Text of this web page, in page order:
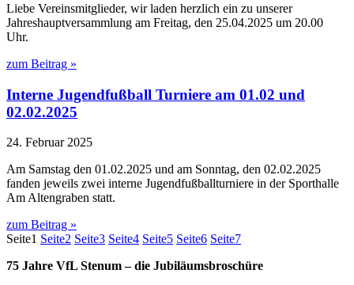
Liebe Vereinsmitglieder, wir laden herzlich ein zu unserer
Jahreshauptversammlung am Freitag, den 25.04.2025 um 20.00
Uhr.
zum Beitrag »
Interne Jugendfußball Turniere am 01.02 und
02.02.2025
24. Februar 2025
Am Samstag den 01.02.2025 und am Sonntag, den 02.02.2025
fanden jeweils zwei interne Jugendfußballturniere in der Sporthalle
Am Altengraben statt.
zum Beitrag »
Seite1 Seite2 Seite3 Seite4 Seite5 Seite6 Seite7
75 Jahre VfL Stenum – die Jubiläumsbroschüre